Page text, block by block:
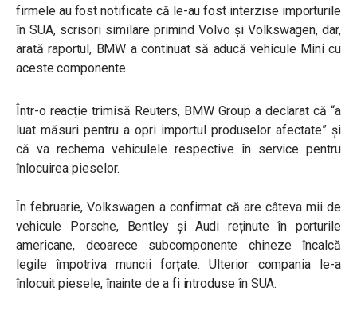
firmele au fost notificate că le-au fost interzise importurile
în SUA, scrisori similare primind Volvo și Volkswagen, dar,
arată raportul, BMW a continuat să aducă vehicule Mini cu
aceste componente.
Într-o reacție trimisă Reuters, BMW Group a declarat că “a
luat măsuri pentru a opri importul produselor afectate” și
că va rechema vehiculele respective în service pentru
înlocuirea pieselor.
În februarie, Volkswagen a confirmat că are câteva mii de
vehicule Porsche, Bentley și Audi reținute în porturile
americane, deoarece subcomponente chineze încalcă
legile împotriva muncii forțate. Ulterior compania le-a
înlocuit piesele, înainte de a fi introduse în SUA.